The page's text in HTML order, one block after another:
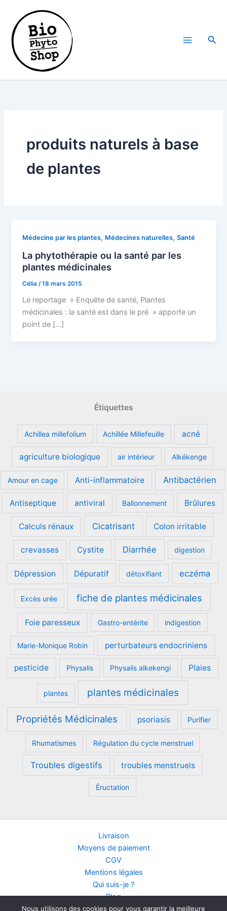
contenu
produits naturels à base
de plantes
Médecine par les plantes, Médecines naturelles,Santé
La phytothérapie ou la santé par les
plantes médicinales
Célia /18 mars 2015
Le reportage » Enquête de santé, Plantes
médicinales : la santé est dans le pré » apporte un
point de […]
Étiquettes
Achillea millefolium Achillée Millefeuille acné
agriculture biologique air intérieur Alkékenge
Amour en cage Anti-inflammatoire Antibactérien
Antiseptique antiviral Ballonnement Brûlures
Calculs rénaux Cicatrisant Colon irritable
crevasses Cystite Diarrhée digestion
Dépression Dépuratif détoxifiant eczéma
Excès urée fiche de plantes médicinales
Foie paresseux Gastro-entérite indigestion
Marie-Monique Robin perturbateurs endocriniens
pesticide Physalis Physalis alkekengi Plaies
plantes plantes médicinales
Propriétés Médicinales psoriasis Purifier
Rhumatismes Régulation du cycle menstruel
Troubles digestifs troubles menstruels
Éructation
Livraison
Moyens de paiement
CGV
Mentions légales
Qui suis-je ?
Blog
Contact
Nous utilisons des cookies pour vous garantir la meilleure